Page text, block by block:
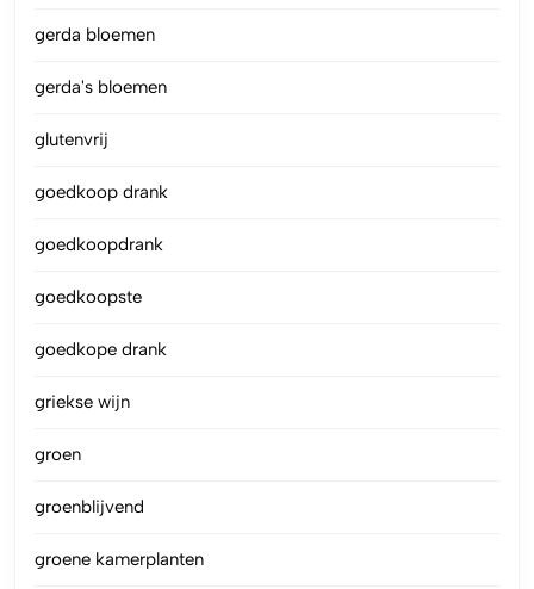
gerda bloemen
gerda's bloemen
glutenvrij
goedkoop drank
goedkoopdrank
goedkoopste
goedkope drank
griekse wijn
groen
groenblijvend
groene kamerplanten